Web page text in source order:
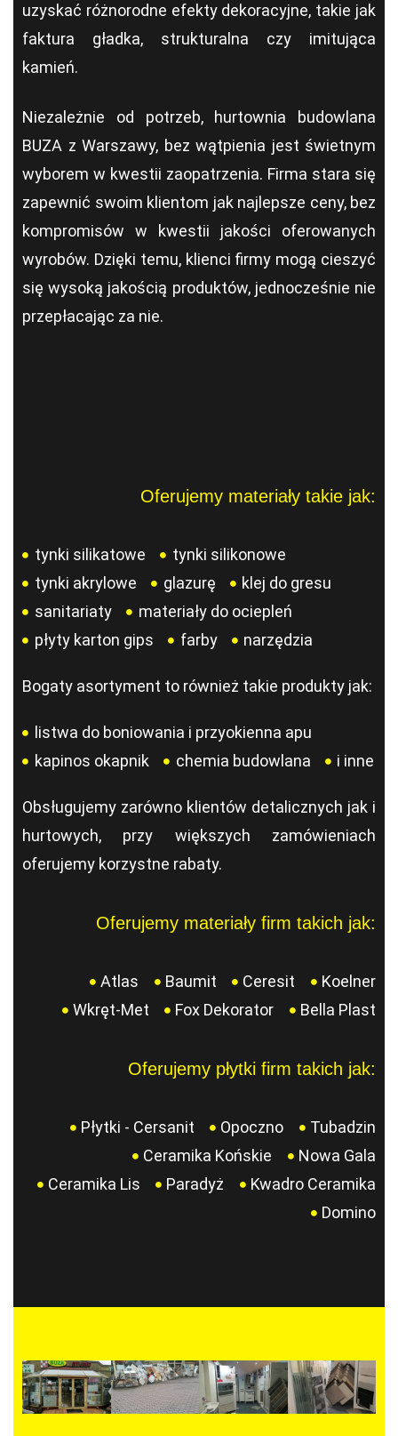
uzyskać różnorodne efekty dekoracyjne, takie jak
faktura gładka, strukturalna czy imitująca
kamień.
Niezależnie od potrzeb, hurtownia budowlana
BUZA z Warszawy, bez wątpienia jest świetnym
wyborem w kwestii zaopatrzenia. Firma stara się
zapewnić swoim klientom jak najlepsze ceny, bez
kompromisów w kwestii jakości oferowanych
wyrobów. Dzięki temu, klienci firmy mogą cieszyć
się wysoką jakością produktów, jednocześnie nie
przepłacając za nie.
Oferujemy materiały takie jak:
tynki silikatowe
tynki silikonowe
tynki akrylowe
glazurę
klej do gresu
sanitariaty
materiały do ociepleń
płyty karton gips
farby narzędzia
Bogaty asortyment to również takie produkty jak:
listwa do boniowania i przyokienna apu
kapinos okapnik
chemia budowlana i inne
Obsługujemy zarówno klientów detalicznych jak i
hurtowych, przy większych zamówieniach
oferujemy korzystne rabaty.
Oferujemy materiały firm takich jak:
Atlas Baumit Ceresit
Koelner
Wkręt-Met
Fox Dekorator Bella Plast
Oferujemy płytki firm takich jak:
Płytki - Cersanit Opoczno
Tubadzin
Ceramika Końskie
Nowa Gala
Ceramika Lis
Paradyż
Kwadro Ceramika
Domino